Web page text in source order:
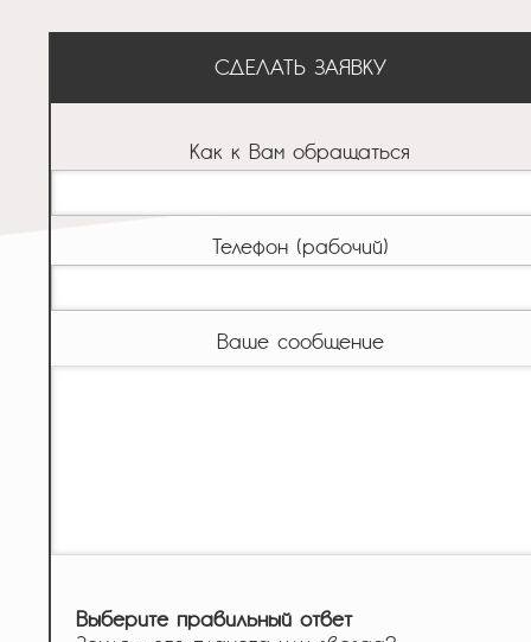
СДЕЛАТЬ ЗАЯВКУ
Как к Вам обращаться
Телефон (рабочий)
Ваше сообщение
Выберите правильный ответ